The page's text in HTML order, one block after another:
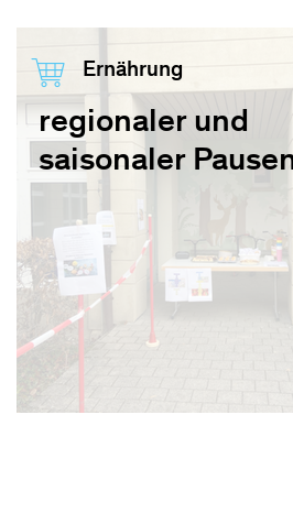
Ernährung
regionaler und
saisonaler